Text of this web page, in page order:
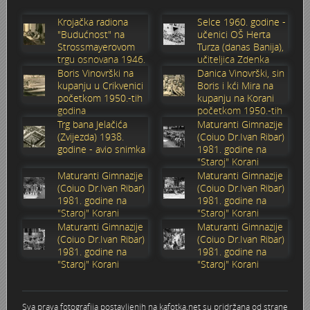
Stoljetna poplava 1939.
Tvornica potkivačkih čavala Mustad-Karlovac
Boksački klub Velebit
Bijelo dugme
Banija - poplava 4. 12. 1966.
Autobusna stanica na Korzu
AMD Zanatlija
Adamo klub
8. slet Bratstva i jedinstva 13. lipnja 1965. godine
Mala scena 1987. - Le Cinema
Mala scena Hrvatskog doma
Marina Perazić, Davor Tolja (Denis&Denis) i Edi Kraljić
Maturanti Gimnazije 1988. godine
NULA
Nepokoreni grad - Trojanski konj (epizoda)
Novogodišnje čestitke
Zavjet Petra Grgeca - 1998.
Škola plivanja Patkica
Mimohod 23. kolovoza 1995.
Ekonomska škola - ratne godine
Dubravko Halovanić - Ratne godine
Crkva Sv. Doroteje - 1991.
Frizerski salon Gerber (Kopf) - utemeljen 1924.
Gimnazijska i Ekonomska zbornica - Igor Mihelić
INKASATOR
Karlovački fotograf Josip Žunić
Krešimir Botković - RAZGLEDNICE
Krešimir Perušić - Nogomet
KUD REČICA
Krojačka radiona
"Budućnost" na
Strossmayerovom
trgu osnovana 1946.
godine
Selce 1960. godine -
učenici OŠ Herta
Turza (danas Banija),
učiteljica Zdenka
Sabolić
Boris Vinovrški na
kupanju u Crikvenici
početkom 1950.-tih
godina
Danica Vinovrški, sin
Boris i kći Mira na
kupanju na Korani
početkom 1950.-tih
godina
Trg bana Jelačića
(Zvijezda) 1938.
godine - avio snimka
Maturanti Gimnazije
(Coiuo Dr.Ivan Ribar)
1981. godine na
"Staroj" Korani
Maturanti Gimnazije
(Coiuo Dr.Ivan Ribar)
1981. godine na
"Staroj" Korani
Maturanti Gimnazije
(Coiuo Dr.Ivan Ribar)
1981. godine na
"Staroj" Korani
Maturanti Gimnazije
(Coiuo Dr.Ivan Ribar)
1981. godine na
"Staroj" Korani
Maturanti Gimnazije
(Coiuo Dr.Ivan Ribar)
1981. godine na
"Staroj" Korani
Sva prava fotografija postavljenih na kafotka.net su pridržana od strane